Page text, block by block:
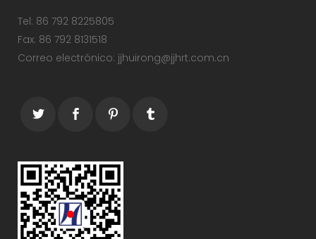
Tel: 86 792 8225805
Fax: 86 792 8131518
Correo electrónico: jjhuirong@jjhrt.com.cn